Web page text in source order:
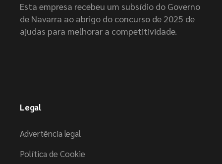
Esta empresa recebeu um subsídio do Governo
de Navarra ao abrigo do concurso de 2025 de
ajudas para melhorar a competitividade.
Legal
Advertência legal
Política de Cookie